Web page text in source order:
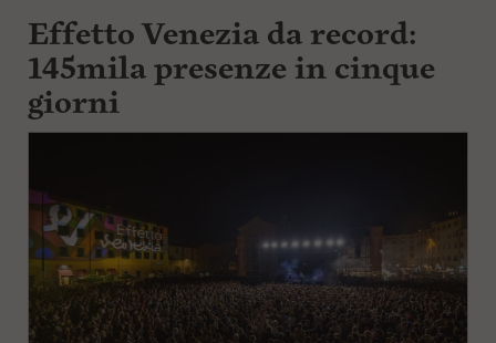
Effetto Venezia da record:
145mila presenze in cinque
giorni